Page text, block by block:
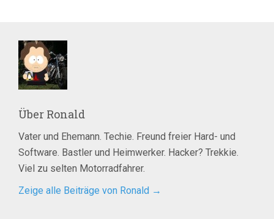
Über Ronald
Vater und Ehemann. Techie. Freund freier Hard- und
Software. Bastler und Heimwerker. Hacker? Trekkie.
Viel zu selten Motorradfahrer.
Zeige alle Beiträge von Ronald →